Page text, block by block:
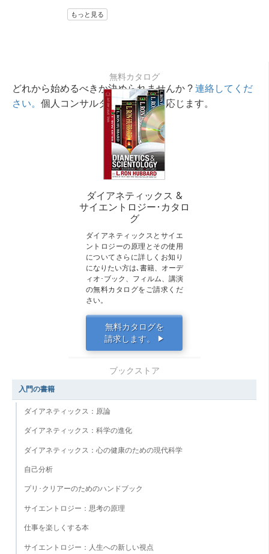
もっと見る
どれから始めるべきか決められませんか ? 連絡してくだ
さい。 個人コンサルタントが相談に応じます。
無料カタログ
ダイアネティックス &
サイエントロジー･カタロ
グ
ダイアネティックスとサイエ
ントロジーの原理とその使用
についてさらに詳しくお知り
になりたい方は､書籍、オーデ
ィオ･ブック、フィルム、講演
の無料カタログをご請求くだ
さい。
無料カタログを
請求します。
▶
ブックストア
入門の書籍
ダイアネティックス：原論
ダイアネティックス：科学の進化
ダイアネティックス：心の健康のための現代科学
自己分析
プリ･クリアーのためのハンドブック
サイエントロジー：思考の原理
仕事を楽しくする本
サイエントロジー：人生への新しい視点